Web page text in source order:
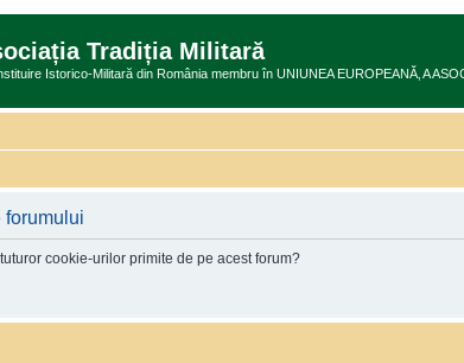
Tradiția Militară
Istorico-Militară din România membru în UNIUNEA EUROPEANĂ‚ A
forumului
cookie-urilor primite de pe acest forum?